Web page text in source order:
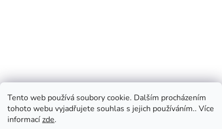
Tento web používá soubory cookie. Dalším procházením
tohoto webu vyjadřujete souhlas s jejich používáním.. Více
informacízde.